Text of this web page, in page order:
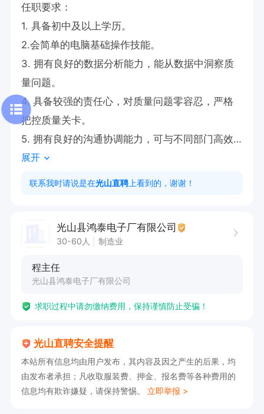
任职要求：
1. 具备初中及以上学历。
2.会简单的电脑基础操作技能。
3. 拥有良好的数据分析能力，能从数据中洞察质
量问题。
4. 具备较强的责任心，对质量问题零容忍，严格
把控质量关卡。
5. 拥有良好的沟通协调能力，可与不同部门高效
协作。
的晋升空间，诚邀有志于质量管理的人士加入。
展开
联系我时请说是在光山直聘 上看到的，谢谢！
光山县鸿泰电子厂有限公司
30-60人 制造业
程主任
光山县鸿泰电子厂有限公司
求职过程中请勿缴纳费用，保持谨慎防止受骗！
光山直聘安全提醒
本站所有信息均由用户发布，其内容及因之产生的后果，均
由发布者承担；凡收取服装费、押金、报名费等各种费用的
信息均有欺诈嫌疑，请保持警惕。 立即举报 >